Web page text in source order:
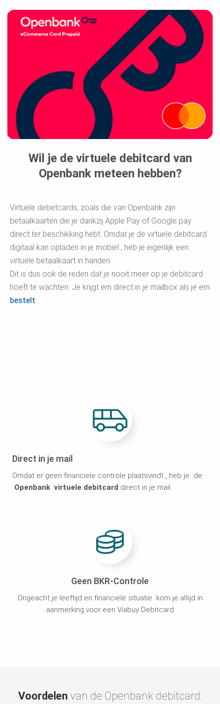
Wil je de virtuele debitcard van
Openbank meteen hebben?
Virtuele debetcards, zoals die van Openbank zijn
betaalkaarten die je dankzij Apple Pay of Google pay
direct ter beschikking hebt. Omdat je de virtuele debitcard
digitaal kan opladen in je mobiel , heb je eigenlijk een
virtuele betaalkaart in handen.
Dit is dus ook de reden dat je nooit meer op je debitcard
hoeft te wachten. Je krijgt em direct in je mailbox als je em
bestelt.
Direct in je mail
Omdat er geen financiële controle plaatsvindt , heb je de
Openbank virtuele debitcard direct in je mail..
Geen BKR-Controle
Ongeacht je leeftijd en financiële situatie kom je altijd in
aanmerking voor een Viabuy Debitcard
Voordelen van de Openbank debitcard: